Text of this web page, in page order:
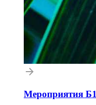
Мероприятия Б1